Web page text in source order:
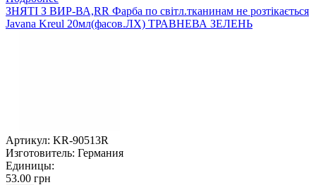
ЗНЯТІ З ВИР-ВА,RR Фарба по світл.тканинам не розтікається
Javana Kreul 20мл(фасов.ЛХ) ТРАВНЕВА ЗЕЛЕНЬ
Артикул: KR-90513R
Изготовитель: Германия
Единицы:
53.00 грн